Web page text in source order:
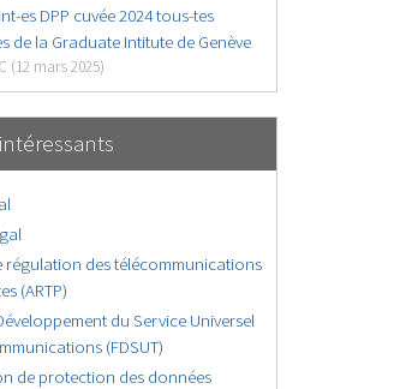
es DPP cuvée 2024 tous-tes
de la Graduate Intitute de Genève
(12 mars 2025)
régulation des télécommunications
(ARTP)
du Service Universel
(FDSUT)
de protection des données